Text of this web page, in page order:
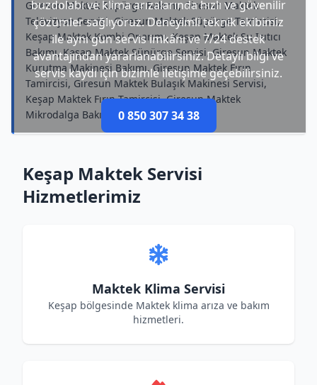
buzdolabı ve klima arızalarında hızlı ve güvenilir
çözümler sağlıyoruz. Deneyimli teknik ekibimiz
ile aynı gün servis imkânı ve 7/24 destek
avantajından yararlanabilirsiniz. Detaylı bilgi ve
servis kaydı için bizimle iletişime geçebilirsiniz.
0 850 307 34 38
Giresun Maktek Süpürge Bakımı, Giresun Maktek
Televizyon Servisi, Giresun Maktek Süpürge Tamircisi,
Keşap Maktek Kombi Onarımı, Keşap Maktek Su Isıtıcı
Bakımı, Keşap Maktek Süpürge Servisi, Giresun Maktek
Kurutma Makinesi Bakımı, Giresun Maktek Fırın
Tamircisi, Giresun Maktek Bulaşık Makinesi Servisi,
Keşap Maktek Fırın Tamircisi, Giresun Maktek
Mikrodalga Bakımı
Keşap Maktek Servisi
Hizmetlerimiz
Maktek Klima Servisi
Keşap bölgesinde Maktek klima arıza ve bakım
hizmetleri.